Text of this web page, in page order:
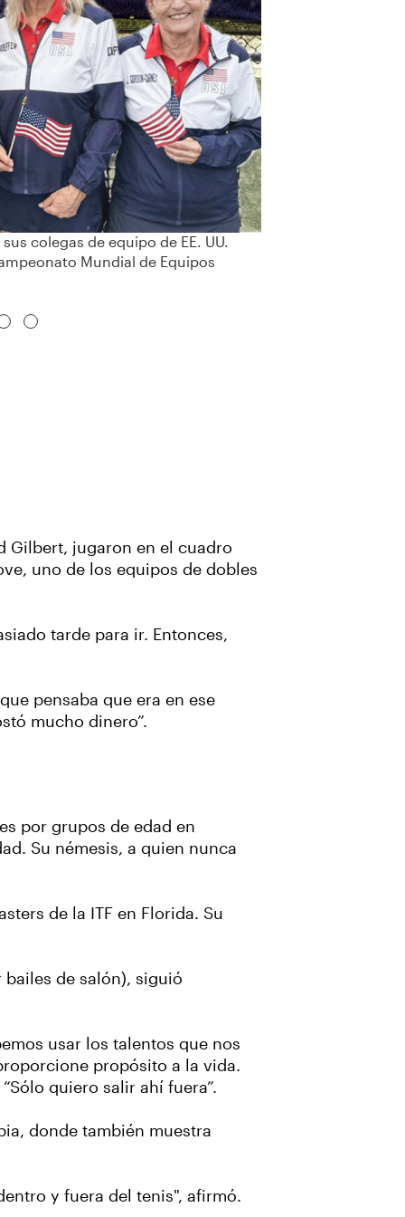
colegas de equipo de EE. UU.
Mundial de Equipos
Gilbert, jugaron en el cuadro
uno de los equipos de dobles
tarde para ir. Entonces,
pensaba que era en ese
mucho dinero”.
por grupos de edad en
Su némesis, a quien nunca
de la ITF en Florida. Su
de salón), siguió
usar los talentos que nos
propósito a la vida.
quiero salir ahí fuera”.
donde también muestra
y fuera del tenis", afirmó.